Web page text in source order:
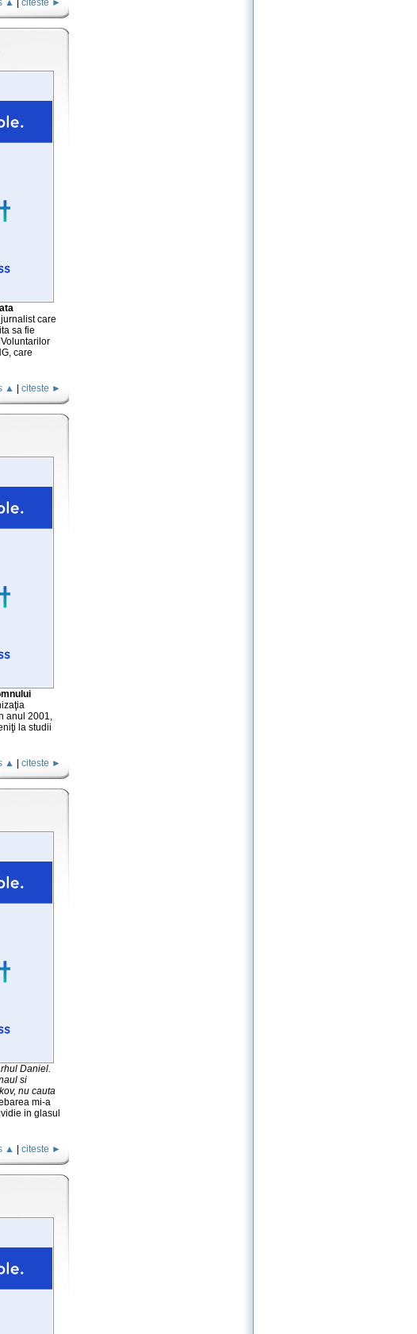
▲ citeste ►
care
sa fie
care
▲ citeste ►
anul 2001,
la studii
▲ citeste ►
Daniel.
si
nu cauta
mi-a
in glasul
▲ citeste ►